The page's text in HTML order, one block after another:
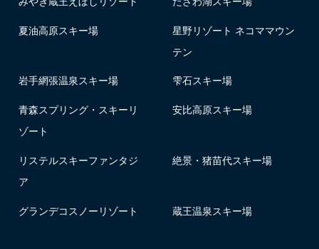
夏油高原スキー場
星野リゾート ネコママウン
テン
岩手網張温泉スキー場 雫石スキー場
青森スプリング・スキーリ
ゾート
安比高原スキー場
リステルスキーファンタジ
ア
絶景・猪苗代スキー場
グランデコスノーリゾート 蔵王温泉スキー場